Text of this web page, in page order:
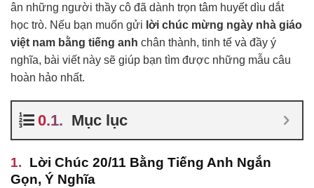
ân những người thầy cô đã dành trọn tâm huyết dìu dắt
học trò. Nếu bạn muốn gửi lời chúc mừng ngày nhà giáo
việt nam bằng tiếng anh chân thành, tinh tế và đầy ý
nghĩa, bài viết này sẽ giúp bạn tìm được những mẫu câu
hoàn hảo nhất.
Mục lục
Lời Chúc 20/11 Bằng Tiếng Anh Ngắn
Gọn, Ý Nghĩa